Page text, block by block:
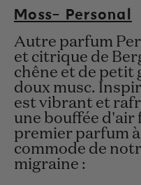
Moss- Personal
Autre parfum
et citrique de
chêne et de petit
doux musc.
est vibrant et
une bouffée d'air
premier parfum
commode de
migraine :